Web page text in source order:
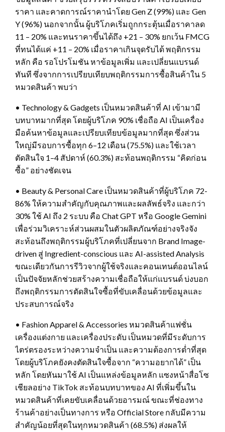
ราคา และคาดการณ์ราคานำโดย Gen Z (99%) และ Gen
Y (96%) นอกจากนั้น ผู้บริโภคเริ่มถูกกระตุ้นเมื่อราคาลด
11 – 20% และทนราคาขึ้นได้ถึง +21 – 30% ยกเว้น FMCG
ที่ทนได้แค่ +11 – 20% เมื่อราคาเกินจุดรับได้ พฤติกรรม
หลัก คือ รอโปรโมชัน หาข้อมูลเพิ่ม และเปลี่ยนแบรนด์
ทันที ซึ่งจากการเปรียบเทียบพฤติกรรมการซื้อสินค้าใน 5
หมวดสินค้า พบว่า
• Technology & Gadgets เป็นหมวดสินค้าที่ AI เข้ามามี
บทบาทมากที่สุด โดยผู้บริโภค 90% เชื่อถือ AI เป็นเครื่อง
มือค้นหาข้อมูลและเปรียบเทียบข้อมูลมากที่สุด ซึ่งส่วน
ใหญ่มีรอบการซื้อทุก 6–12 เดือน (75.5%) และใช้เวลา
ตัดสินใจ 1–4 สัปดาห์ (60.3%) สะท้อนพฤติกรรม “คิดก่อน
ซื้อ” อย่างชัดเจน
• Beauty & Personal Care เป็นหมวดสินค้าที่ผู้บริโภค 72-
86% ให้ความสำคัญกับคุณภาพและผลลัพธ์จริง และกว่า
30% ใช้ AI ถึง 2 ระบบ คือ Chat GPT หรือ Google Gemini
เพื่อร่วมวิเคราะห์ส่วนผสมในตัวผลิตภัณฑ์อย่างจริงจัง
สะท้อนถึงพฤติกรรมผู้บริโภคที่เปลี่ยนจาก Brand Image-
driven สู่ Ingredient-conscious และ AI-assisted Analysis
ขณะเดียวกันการรีวิวจากผู้ใช้จริงและคอนเทนต์ออนไลน์
เป็นปัจจัยหลักช่วยสร้างความเชื่อถือให้แก่แบรนด์ บ่งบอก
ถึงพฤติกรรมการตัดสินใจซื้อที่ขับเคลื่อนด้วยข้อมูลและ
ประสบการณ์จริง
• Fashion Apparel & Accessories หมวดสินค้าแฟชั่น
เครื่องแต่งกาย และเครื่องประดับ เป็นหมวดที่มีระดับการ
ไตร่ตรองระหว่างความจำเป็น และความต้องการต่ำที่สุด
โดยผู้บริโภคยังคงตัดสินใจซื้อจาก “ความอยากได้” เป็น
หลัก โดยหันมาใช้ AI เป็นแหล่งข้อมูลหลัก แซงหน้าสื่อโซ
เชียลอย่าง TikTok สะท้อนบทบาทของ AI ที่เพิ่มขึ้นใน
หมวดสินค้าที่เคยขับเคลื่อนด้วยอารมณ์ ขณะที่ช่องทาง
ร้านค้าอย่างเป็นทางการ หรือ Official Store กลับมีความ
สำคัญน้อยที่สุดในทุกหมวดสินค้า (68.5%) ส่งผลให้